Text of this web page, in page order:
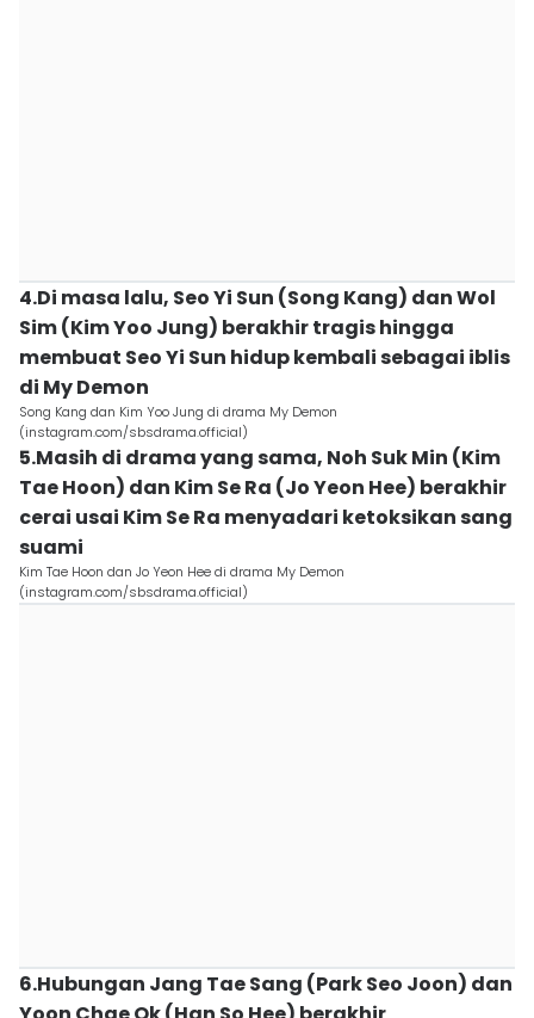
4.Di masa lalu, Seo Yi Sun (Song Kang) dan Wol
Sim (Kim Yoo Jung) berakhir tragis hingga
membuat Seo Yi Sun hidup kembali sebagai iblis
di My Demon
Song Kang dan Kim Yoo Jung di drama My Demon
(instagram.com/sbsdrama.official)
5.Masih di drama yang sama, Noh Suk Min (Kim
Tae Hoon) dan Kim Se Ra (Jo Yeon Hee) berakhir
cerai usai Kim Se Ra menyadari ketoksikan sang
suami
Kim Tae Hoon dan Jo Yeon Hee di drama My Demon
(instagram.com/sbsdrama.official)
6.Hubungan Jang Tae Sang (Park Seo Joon) dan